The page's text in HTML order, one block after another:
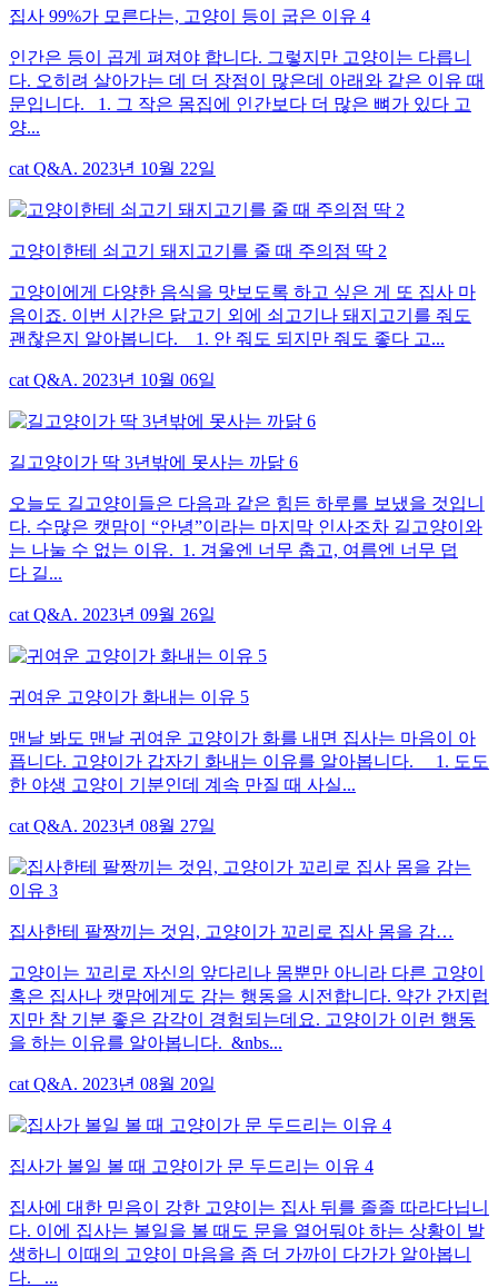
집사 99%가 모른다는, 고양이 등이 굽은 이유 4
인간은 등이 곱게 펴져야 합니다. 그렇지만 고양이는 다릅니
다. 오히려 살아가는 데 더 장점이 많은데 아래와 같은 이유 때
문입니다. 1. 그 작은 몸집에 인간보다 더 많은 뼈가 있다 고
양...
cat Q&A. 2023년 10월 22일
고양이한테 쇠고기 돼지고기를 줄 때 주의점 딱 2
고양이에게 다양한 음식을 맛보도록 하고 싶은 게 또 집사 마
음이죠. 이번 시간은 닭고기 외에 쇠고기나 돼지고기를 줘도
괜찮은지 알아봅니다. 1. 안 줘도 되지만 줘도 좋다 고...
cat Q&A. 2023년 10월 06일
길고양이가 딱 3년밖에 못사는 까닭 6
오늘도 길고양이들은 다음과 같은 힘든 하루를 보냈을 것입니
다. 수많은 캣맘이 “안녕”이라는 마지막 인사조차 길고양이와
는 나눌 수 없는 이유. 1. 겨울엔 너무 춥고, 여름엔 너무 덥
다 길...
cat Q&A. 2023년 09월 26일
귀여운 고양이가 화내는 이유 5
맨날 봐도 맨날 귀여운 고양이가 화를 내면 집사는 마음이 아
픕니다. 고양이가 갑자기 화내는 이유를 알아봅니다. 1. 도도
한 야생 고양이 기분인데 계속 만질 때 사실...
cat Q&A. 2023년 08월 27일
집사한테 팔짱끼는 것임, 고양이가 꼬리로 집사 몸을 감…
고양이는 꼬리로 자신의 앞다리나 몸뿐만 아니라 다른 고양이
혹은 집사나 캣맘에게도 감는 행동을 시전합니다. 약간 간지럽
지만 참 기분 좋은 감각이 경험되는데요. 고양이가 이런 행동
을 하는 이유를 알아봅니다. &nbs...
cat Q&A. 2023년 08월 20일
집사가 볼일 볼 때 고양이가 문 두드리는 이유 4
집사에 대한 믿음이 강한 고양이는 집사 뒤를 졸졸 따라다닙니
다. 이에 집사는 볼일을 볼 때도 문을 열어둬야 하는 상황이 발
생하니 이때의 고양이 마음을 좀 더 가까이 다가가 알아봅니
다. ...